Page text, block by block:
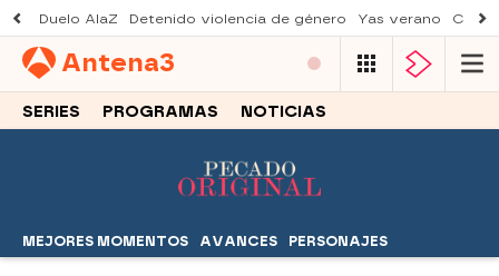
Duelo AlaZ Detenido violencia de género Yas verano
Antena3
SERIES PROGRAMAS NOTICIAS
MEJORES MOMENTOS AVANCES PERSONAJES